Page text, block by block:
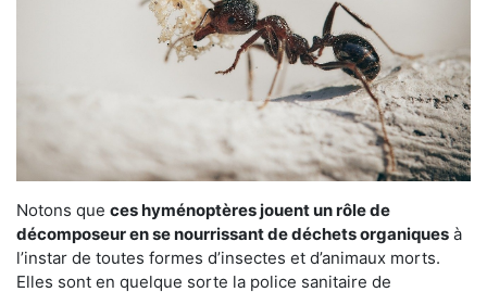
Notons que ces hyménoptères jouent un rôle de
décomposeur en se nourrissant de déchets organiques à
l’instar de toutes formes d’insectes et d’animaux morts.
Elles sont en quelque sorte la police sanitaire de